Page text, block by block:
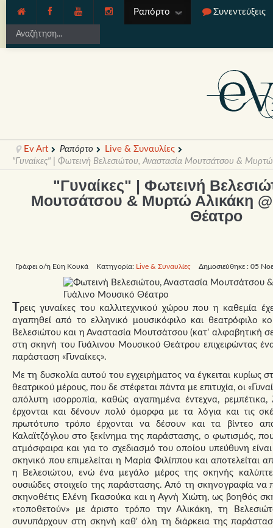
Ραπόρτο Συνεντεύξεις
Ev Art Ραπόρτο
Live & Συναυλίες
"Γυναίκες" | Φωτεινή Βελεσιώτου, Αναστασία Μουτσάτσου &
"Γυναίκες" | Φωτεινή
Μουτσάτσου & Μυρτώ Αλικάκη
Θέατρο
Γράφει ο/η Εύη Κουκά Κατηγορία: Live & Συναυλίες Δημοσιεύθηκε : 05
Τρεις γυναίκες του καλλιτεχνικού χώρου που η καθεμία
αγαπηθεί από το ελληνικό μουσικόφιλο και θεατρόφιλο
Βελεσιώτου και η Αναστασία Μουτσάτσου (κατ’ αλφαβητική
στη σκηνή του Γυάλινου Μουσικού Θεάτρου επιχειρώντας
παράσταση «Γυναίκες».
Με τη δυσκολία αυτού του εγχειρήματος να έγκειται κυρίως
θεατρικού μέρους, που δε στέφεται πάντα με επιτυχία, οι
απόλυτη ισορροπία, καθώς αγαπημένα έντεχνα, ρεμπέτικα,
έρχονται και δένουν πολύ όμορφα με τα λόγια και τις
πρωτότυπο τρόπο έρχονται να δέσουν και τα βίντεο
Καλαϊτζόγλου στο ξεκίνημα της παράστασης, ο φωτισμός,
ατμόσφαιρα και για το σχεδιασμό του οποίου υπεύθυνη
σκηνικό που επιμελείται η Μαρία Φιλίππου και αποτελείται
η Βελεσιώτου, ενώ ένα μεγάλο μέρος της σκηνής
ουσιώδες στοιχείο της παράστασης. Από τη σκηνογραφία
σκηνοθέτις Ελένη Γκασούκα και η Αγνή Χιώτη, ως βοηθός
«τοποθετούν» με άριστο τρόπο την Αλικάκη, τη
συνυπάρχουν στη σκηνή καθ' όλη τη διάρκεια της